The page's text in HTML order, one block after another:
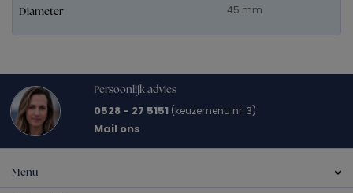
Diameter 45 mm
Persoonlijk advies
0528 - 27 5151 (keuzemenu nr. 3)
Mail ons
Menu